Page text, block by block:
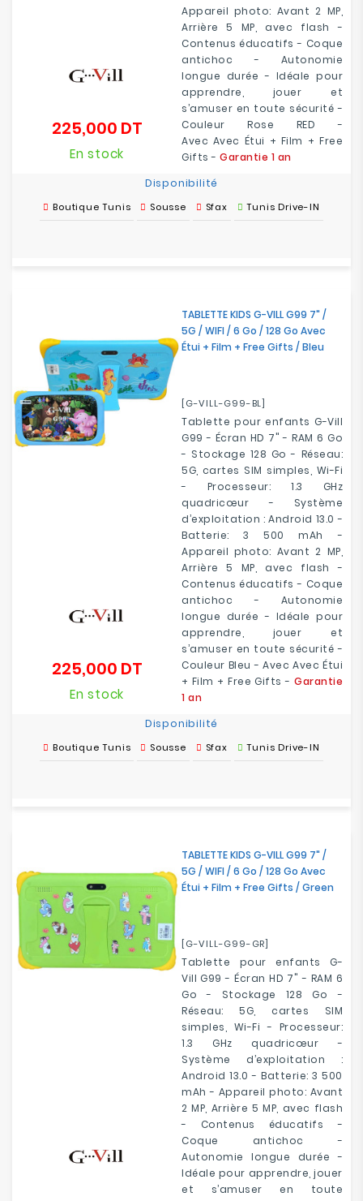
Appareil photo: Avant 2 MP,
Arrière 5 MP, avec flash -
Contenus éducatifs - Coque
antichoc - Autonomie
longue durée - Idéale pour
apprendre, jouer et
s’amuser en toute sécurité -
Couleur Rose RED -
Avec Avec Étui + Film + Free
Gifts - Garantie 1 an
225,000 DTPrix
En stock
Disponibilité
Boutique Tunis Sousse Sfax Tunis Drive-IN
TABLETTE KIDS G-VILL G99 7" /
5G / WIFI / 6 Go / 128 Go Avec
Étui + Film + Free Gifts / Bleu
[G-VILL-G99-BL]
Tablette pour enfants G-Vill
G99 - Écran HD 7" - RAM 6 Go
- Stockage 128 Go - Réseau:
5G, cartes SIM simples, Wi-Fi
- Processeur: 1.3 GHz
quadricœur - Système
d’exploitation : Android 13.0 -
Batterie: 3 500 mAh -
Appareil photo: Avant 2 MP,
Arrière 5 MP, avec flash -
Contenus éducatifs - Coque
antichoc - Autonomie
longue durée - Idéale pour
apprendre, jouer et
s’amuser en toute sécurité -
Couleur Bleu - Avec Avec Étui
+ Film + Free Gifts - Garantie
1 an
225,000 DTPrix
En stock
Disponibilité
Boutique Tunis Sousse Sfax Tunis Drive-IN
TABLETTE KIDS G-VILL G99 7" /
5G / WIFI / 6 Go / 128 Go Avec
Étui + Film + Free Gifts / Green
[G-VILL-G99-GR]
Tablette pour enfants G-
Vill G99 - Écran HD 7" - RAM 6
Go - Stockage 128 Go -
Réseau: 5G, cartes SIM
simples, Wi-Fi - Processeur:
1.3 GHz quadricœur -
Système d’exploitation :
Android 13.0 - Batterie: 3 500
mAh - Appareil photo: Avant
2 MP, Arrière 5 MP, avec flash
- Contenus éducatifs -
Coque antichoc -
Autonomie longue durée -
Idéale pour apprendre, jouer
et s’amuser en toute